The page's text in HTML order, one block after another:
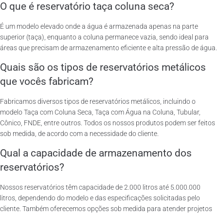
O que é reservatório taça coluna seca?
É um modelo elevado onde a água é armazenada apenas na parte
superior (taça), enquanto a coluna permanece vazia, sendo ideal para
áreas que precisam de armazenamento eficiente e alta pressão de água.
Quais são os tipos de reservatórios metálicos
que vocês fabricam?
Fabricamos diversos tipos de reservatórios metálicos, incluindo o
modelo Taça com Coluna Seca, Taça com Água na Coluna, Tubular,
Cônico, FNDE, entre outros. Todos os nossos produtos podem ser feitos
sob medida, de acordo com a necessidade do cliente.
Qual a capacidade de armazenamento dos
reservatórios?
Nossos reservatórios têm capacidade de 2.000 litros até 5.000.000
litros, dependendo do modelo e das especificações solicitadas pelo
cliente. Também oferecemos opções sob medida para atender projetos